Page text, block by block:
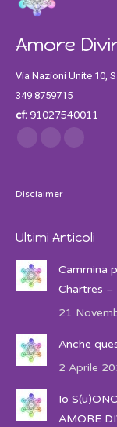
Amore
Via Nazioni Unite 10,
349 8759715
cf:91027540011
Find us on:
Facebook
Twitter
Disclaimer
Ultimi Articoli
Cammina
Chartres –
21
Anche
2 Aprile
Io
AMORE